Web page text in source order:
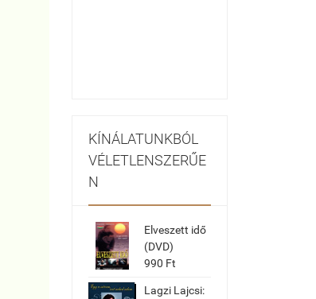
KÍNÁLATUNKBÓL
VÉLETLENSZERŰE
N
Elveszett idő
(DVD)
990 Ft
Lagzi Lajcsi: